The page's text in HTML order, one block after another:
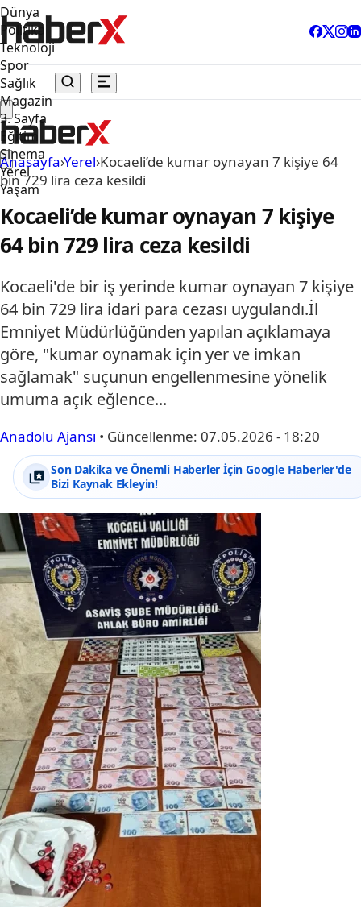
Dünya
Politika
Teknoloji
Spor
Sağlık
Magazin
3. Sayfa
Eğitim
Sinema
Yerel
Yaşam
Anasayfa›Yerel›Kocaeli’de kumar oynayan 7 kişiye 64
bin 729 lira ceza kesildi
Kocaeli’de kumar oynayan 7 kişiye
64 bin 729 lira ceza kesildi
Kocaeli'de bir iş yerinde kumar oynayan 7 kişiye
64 bin 729 lira idari para cezası uygulandı.İl
Emniyet Müdürlüğünden yapılan açıklamaya
göre, "kumar oynamak için yer ve imkan
sağlamak" suçunun engellenmesine yönelik
umuma açık eğlence...
Anadolu Ajansı • Güncellenme: 07.05.2026 - 18:20
Son Dakika ve Önemli Haberler İçin Google Haberler'de
Bizi Kaynak Ekleyin!